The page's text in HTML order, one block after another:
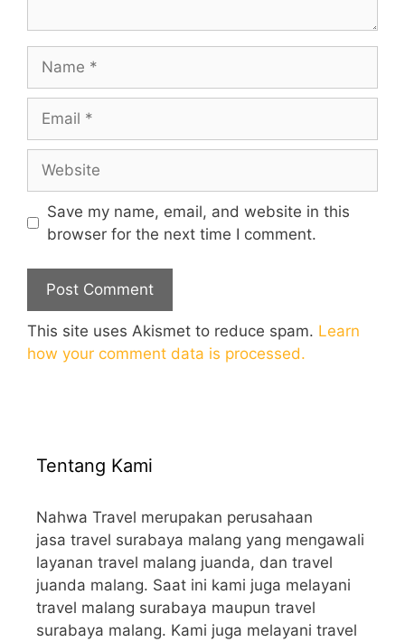
Save my name, email, and website in this
browser for the next time I comment.
This site uses Akismet to reduce spam. Learn
how your comment data is processed.
Tentang Kami
Nahwa Travel merupakan perusahaan
jasa travel surabaya malang yang mengawali
layanan travel malang juanda, dan travel
juanda malang. Saat ini kami juga melayani
travel malang surabaya maupun travel
surabaya malang. Kami juga melayani travel